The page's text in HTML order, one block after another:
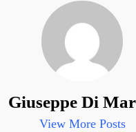
Giuseppe Di
View More Posts